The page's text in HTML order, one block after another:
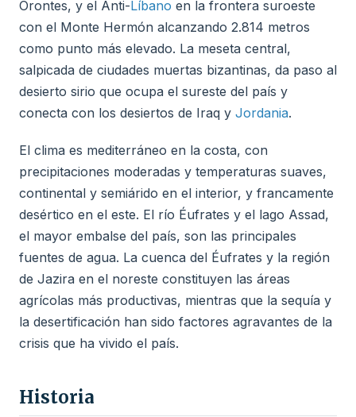
Orontes, y el Anti-Líbano en la frontera suroeste
con el Monte Hermón alcanzando 2.814 metros
como punto más elevado. La meseta central,
salpicada de ciudades muertas bizantinas, da paso al
desierto sirio que ocupa el sureste del país y
conecta con los desiertos de Iraq y Jordania.
El clima es mediterráneo en la costa, con
precipitaciones moderadas y temperaturas suaves,
continental y semiárido en el interior, y francamente
desértico en el este. El río Éufrates y el lago Assad,
el mayor embalse del país, son las principales
fuentes de agua. La cuenca del Éufrates y la región
de Jazira en el noreste constituyen las áreas
agrícolas más productivas, mientras que la sequía y
la desertificación han sido factores agravantes de la
crisis que ha vivido el país.
Historia